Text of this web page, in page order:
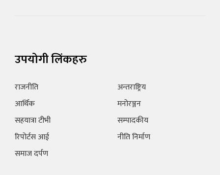
उपयोगी लिंकहरु
राजनीति
आर्थिक
सहयात्रा टीभी
रिपोर्टस आई
समाज दर्पण
अन्तराष्ट्रिय
मनोरञ्जन
सम्पादकीय
नीति निर्माण